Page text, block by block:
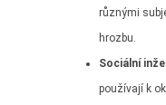
různými
hrozbu.
Sociální
používají k